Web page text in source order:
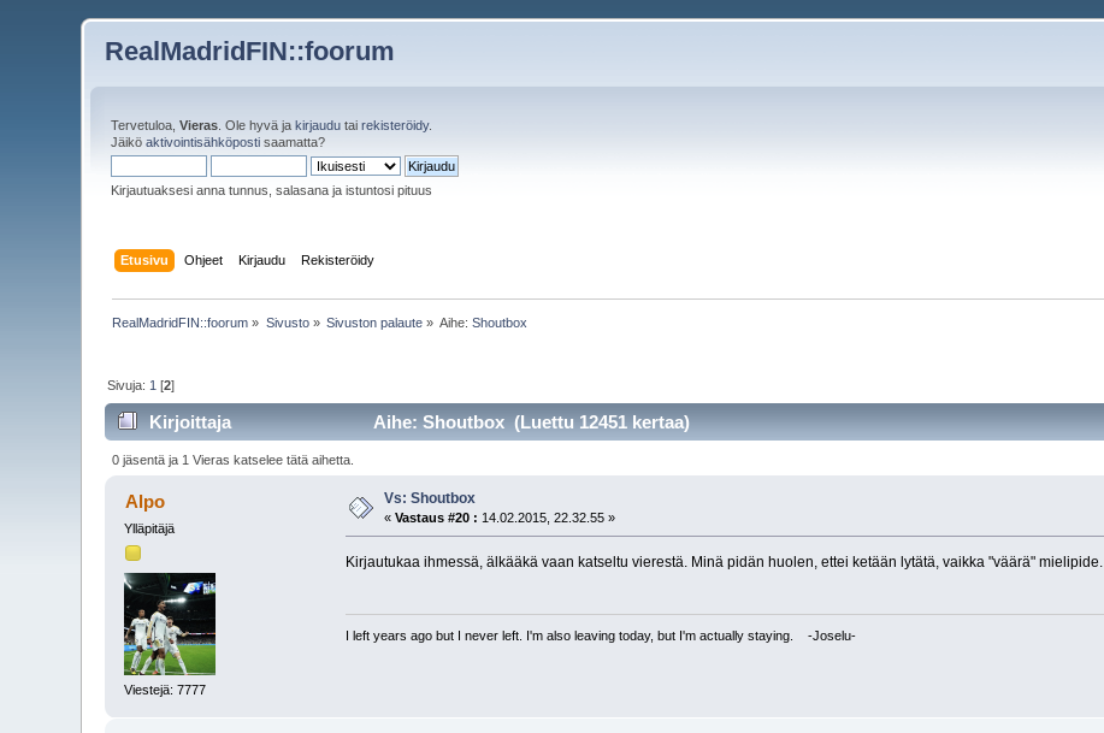
RealMadridFIN::foorum
Tervetuloa,Vieras . Ole hyvä jakirjaudu tairekisteröidy.
Jäiköaktivointisähköposti saamatta?
Kirjautuaksesi anna tunnus, salasana ja istuntosi pituus
Etusivu Ohjeet Kirjaudu Rekisteröidy
RealMadridFIN::foorum » Sivusto» Sivuston palaute » Aihe:Shoutbox
Sivuja: 1 [2]
Kirjoittaja Aihe: Shoutbox (Luettu 12451 kertaa)
0 jäsentä ja 1 Vieras katselee tätä aihetta.
Alpo
Ylläpitäjä
Viestejä: 7777
Vs: Shoutbox
«Vastaus #20 : 14.02.2015, 22.32.55 »
Kirjautukaa ihmessä, älkääkä vaan katseltu vierestä. Minä pidän huolen, ettei ketään lytätä, vaikka "väärä" mielipide.
I left years ago but I never left. I'm also leaving today, but I'm actually staying. -Joselu-